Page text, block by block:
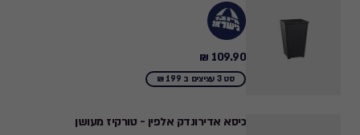
109.90
₪
109.90 ₪
סט 3 עציצים ב 199 ₪
כיסא אדירונדק אלפין - טורקיז מעושן